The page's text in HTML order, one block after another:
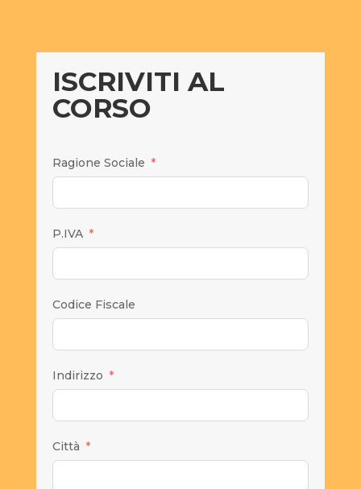
ISCRIVITI AL
CORSO
Ragione Sociale
P.IVA
Codice Fiscale
Indirizzo
Città